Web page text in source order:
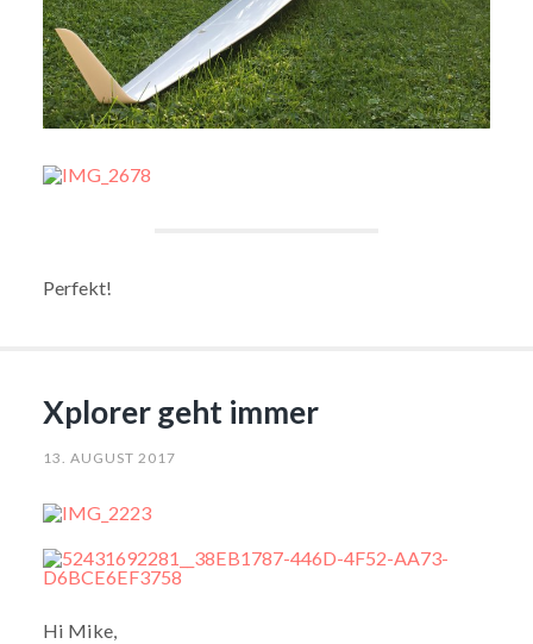
Perfekt!
Xplorer geht immer
13. AUGUST 2017
Hi Mike,